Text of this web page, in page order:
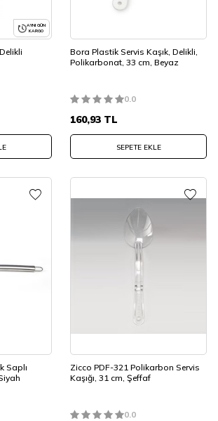
AYNI GÜN
KARGO
Bora Plastik Servis Kaşık, Delikli,
Polikarbonat, 33 cm, Beyaz
0.0
160,93 TL
SEPETE EKLE
Saplı
Zicco PDF-321 Polikarbon Servis
Kaşığı, 31 cm, Şeffaf
0.0